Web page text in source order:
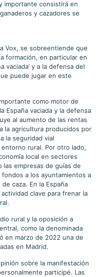
importante consistirá en
y cazadores se
Vox, se sobreentiende que
formación, en particular en
vaciada’ y a la defensa del
puede jugar en este
como motor de
España vaciada y la defensa
al aumento de las rentas
la agricultura producidos por
la seguridad vial
rural. Por otro lado,
local en sectores
empresas de guías de
a los ayuntamientos a
caza. En la España
clave para frenar la
rural y la oposición a
como la denominada
en marzo de 2022 una de
en Madrid.
sobre la manifestación
participé. Las